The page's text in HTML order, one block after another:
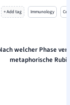
+ Add tag Immunology
welcher Phase
metaphorische